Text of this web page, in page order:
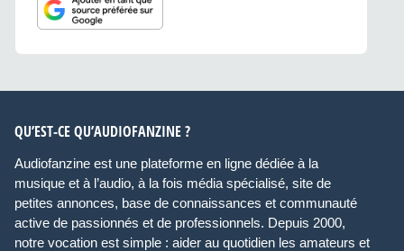
QU’EST-CE QU’AUDIOFANZINE ?
Audiofanzine est une plateforme en ligne dédiée à la
musique et à l’audio, à la fois média spécialisé, site de
petites annonces, base de connaissances et communauté
active de passionnés et de professionnels. Depuis 2000,
notre vocation est simple : aider au quotidien les amateurs et